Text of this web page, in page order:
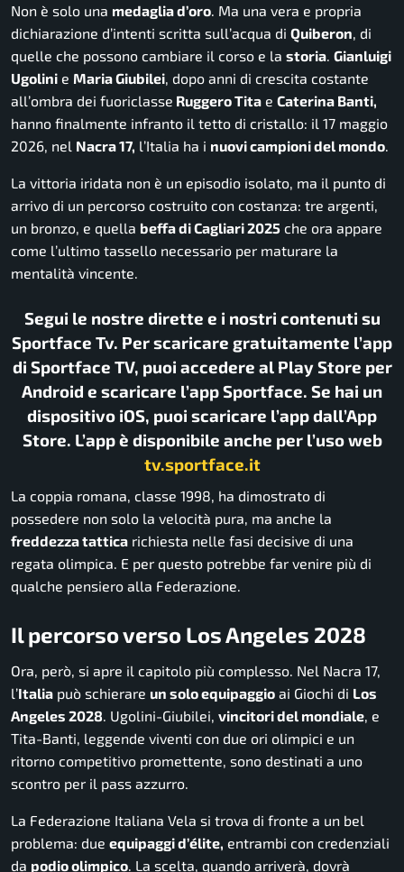
Non è solo una medaglia d’oro. Ma una vera e propria
dichiarazione d’intenti scritta sull’acqua di Quiberon, di
quelle che possono cambiare il corso e la storia. Gianluigi
Ugolini e Maria Giubilei, dopo anni di crescita costante
all’ombra dei fuoriclasse Ruggero Tita e Caterina Banti,
hanno finalmente infranto il tetto di cristallo: il 17 maggio
2026, nel Nacra 17, l’Italia ha i nuovi campioni del mondo.
La vittoria iridata non è un episodio isolato, ma il punto di
arrivo di un percorso costruito con costanza: tre argenti,
un bronzo, e quella beffa di Cagliari 2025 che ora appare
come l’ultimo tassello necessario per maturare la
mentalità vincente.
Segui le nostre dirette e i nostri contenuti su
Sportface Tv. Per scaricare gratuitamente l’app
di Sportface TV, puoi accedere al Play Store per
Android e scaricare l’app Sportface. Se hai un
dispositivo iOS, puoi scaricare l’app dall’App
Store. L’app è disponibile anche per l’uso web
tv.sportface.it
La coppia romana, classe 1998, ha dimostrato di
possedere non solo la velocità pura, ma anche la
freddezza tattica richiesta nelle fasi decisive di una
regata olimpica. E per questo potrebbe far venire più di
qualche pensiero alla Federazione.
Il percorso verso Los Angeles 2028
Ora, però, si apre il capitolo più complesso. Nel Nacra 17,
l’Italia può schierare un solo equipaggio ai Giochi di Los
Angeles 2028. Ugolini-Giubilei, vincitori del mondiale, e
Tita-Banti, leggende viventi con due ori olimpici e un
ritorno competitivo promettente, sono destinati a uno
scontro per il pass azzurro.
La Federazione Italiana Vela si trova di fronte a un bel
problema: due equipaggi d’élite, entrambi con credenziali
da podio olimpico. La scelta, quando arriverà, dovrà